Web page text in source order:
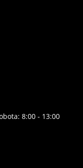
8:00 - 13:00